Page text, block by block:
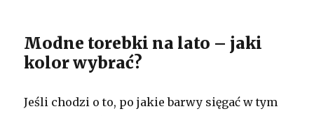
Modne torebki na lato – jaki
kolor wybrać?
Jeśli chodzi o to, po jakie barwy sięgać w tym